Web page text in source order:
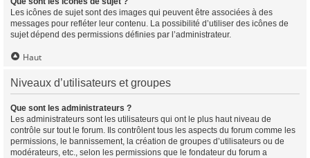
Les icônes de sujet sont des images qui peuvent être associées à des
messages pour refléter leur contenu. La possibilité d’utiliser des icônes de
sujet dépend des permissions définies par l’administrateur.
Haut
Niveaux d’utilisateurs et groupes
Que sont les administrateurs ?
Les administrateurs sont les utilisateurs qui ont le plus haut niveau de
contrôle sur tout le forum. Ils contrôlent tous les aspects du forum comme les
permissions, le bannissement, la création de groupes d’utilisateurs ou de
modérateurs, etc., selon les permissions que le fondateur du forum a